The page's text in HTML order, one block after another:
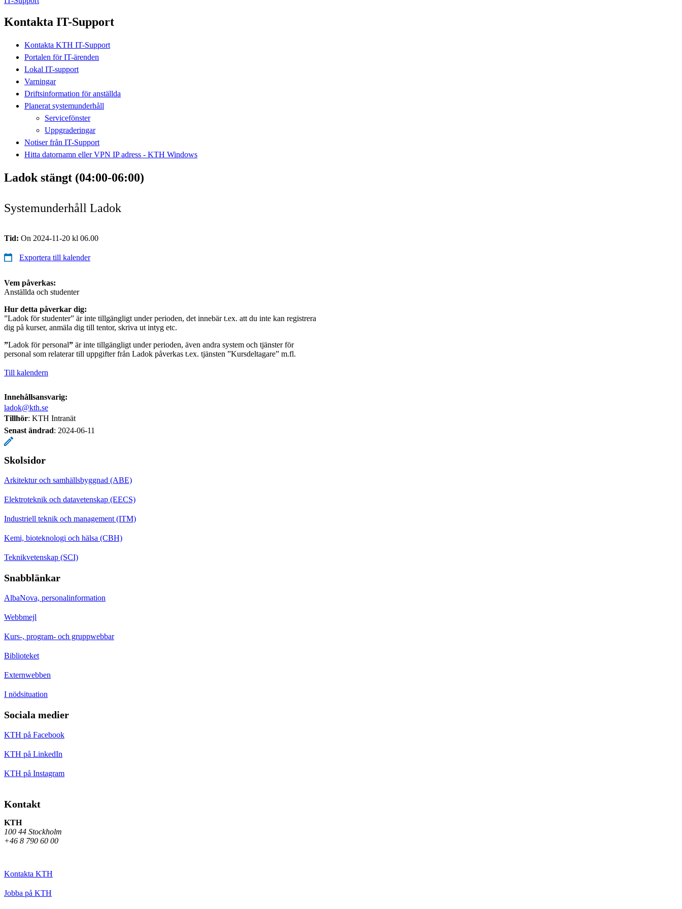
Kontakta IT-Support
Kontakta KTH IT-Support
Portalen för IT-ärenden
Lokal IT-support
Varningar
Driftsinformation för anställda
Planerat systemunderhåll
Servicefönster
Uppgraderingar
Notiser från IT-Support
Hitta datornamn eller VPN IP adress - KTH Windows
Ladok stängt (04:00-06:00)
Systemunderhåll Ladok
Tid: On 2024-11-20 kl 06.00
Exportera till kalender
Vem påverkas:
Anställda och studenter
Hur detta påverkar dig:
”Ladok för studenter” är inte tillgängligt under perioden, det innebär t.ex. att du inte kan registrera
dig på kurser, anmäla dig till tentor, skriva ut intyg etc.
”Ladok för personal” är inte tillgängligt under perioden, även andra system och tjänster för
personal som relaterar till uppgifter från Ladok påverkas t.ex. tjänsten ”Kursdeltagare” m.fl.
Till kalendern
Innehållsansvarig:
ladok@kth.se
Tillhör: KTH Intranät
Senast ändrad: 2024-06-11
Skolsidor
Arkitektur och samhällsbyggnad (ABE)
Elektroteknik och datavetenskap (EECS)
Industriell teknik och management (ITM)
Kemi, bioteknologi och hälsa (CBH)
Teknikvetenskap (SCI)
Snabblänkar
AlbaNova, personalinformation
Webbmejl
Kurs-, program- och gruppwebbar
Biblioteket
Externwebben
I nödsituation
Sociala medier
KTH på Facebook
KTH på LinkedIn
KTH på Instagram
Kontakt
KTH
100 44 Stockholm
+46 8 790 60 00
Kontakta KTH
Jobba på KTH